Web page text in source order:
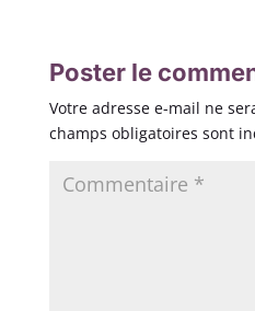
Poster le
Votre adresse e-mail ne
champs obligatoires sont